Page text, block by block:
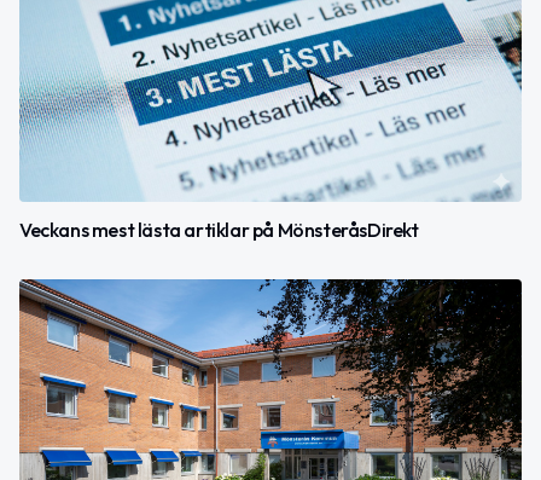
Veckans mest lästa artiklar på MönsteråsDirekt